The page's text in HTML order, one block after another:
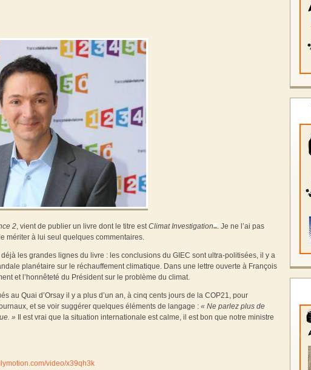
2, vient de publier un livre dont le titre estClimat Investigation . Je ne l’ai pas
mériter à lui seul quelques commentaires.
les grandes lignes du livre : les conclusions du GIEC sont ultra-politisées, il y a
planétaire sur le réchauffement climatique. Dans une lettre ouverte à François
et l’honnêteté du Président sur le problème du climat.
au Quai d’Orsay il y a plus d’un an, à cinq cents jours de la COP21, pour
et se voir suggérer quelques éléments de langage : « Ne parlez plus de
» Il est vrai que la situation internationale est calme, il est bon que notre ministre
video/x39qh3k